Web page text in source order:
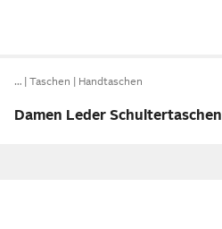
… Taschen Handtaschen
Damen Leder Schultertaschen